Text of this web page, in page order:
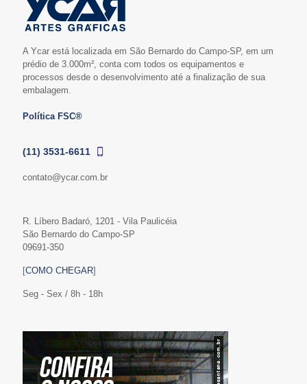
A Ycar está localizada em São Bernardo do Campo-SP, em um
prédio de 3.000m², conta com todos os equipamentos e
processos desde o desenvolvimento até a finalização de sua
embalagem.
Política FSC®
(11) 3531-6611
contato@ycar.com.br
R. Líbero Badaró, 1201 - Vila Paulicéia
São Bernardo do Campo-SP
09691-350
[COMO CHEGAR]
Seg - Sex / 8h - 18h